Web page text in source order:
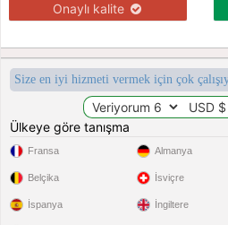
Onaylı kalite
Size en iyi hizmeti vermek için çok
Ülkeye göre tanışma
Fransa
Belçika
İspanya
Almanya
İsviçre
İngiltere